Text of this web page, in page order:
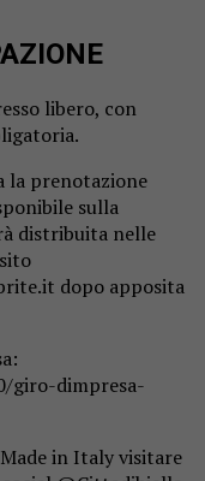
libero, con
la prenotazione
sulla
distribuita nelle
dopo apposita
giro-dimpresa-
in Italy visitare